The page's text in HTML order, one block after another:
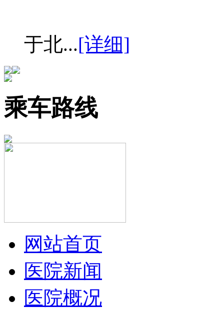
于北...[详细]
乘车路线
网站首页
医院新闻
医院概况